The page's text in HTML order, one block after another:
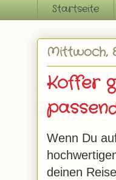
Startseite
Mittwoch,
Koffer
Wenn Du
deinen